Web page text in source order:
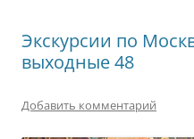
Экскурсии по
выходные 48
Добавить комментарий